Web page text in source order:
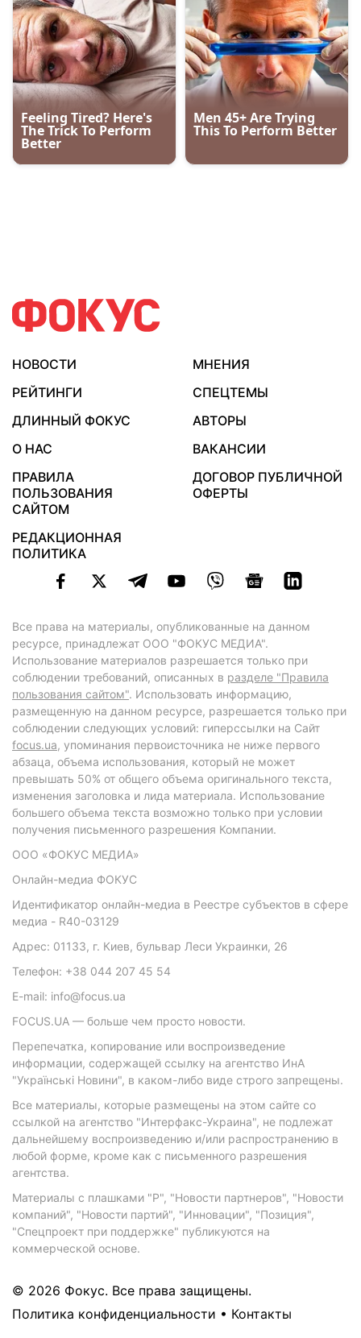
НОВОСТИ
МНЕНИЯ
РЕЙТИНГИ
СПЕЦТЕМЫ
ДЛИННЫЙ ФОКУС
АВТОРЫ
О НАС
ВАКАНСИИ
ПРАВИЛА
ПОЛЬЗОВАНИЯ
САЙТОМ
ДОГОВОР ПУБЛИЧНОЙ
ОФЕРТЫ
РЕДАКЦИОННАЯ
ПОЛИТИКА
Все права на материалы, опубликованные на данном
ресурсе, принадлежат ООО "ФОКУС МЕДИА".
Использование материалов разрешается только при
соблюдении требований, описанных в разделе "Правила
пользования сайтом". Использовать информацию,
размещенную на данном ресурсе, разрешается только при
соблюдении следующих условий: гиперссылки на Сайт
focus.ua, упоминания первоисточника не ниже первого
абзаца, объема использования, который не может
превышать 50% от общего объема оригинального текста,
изменения заголовка и лида материала. Использование
большего объема текста возможно только при условии
получения письменного разрешения Компании.
ООО «ФОКУС МЕДИА»
Онлайн-медиа ФОКУС
Идентификатор онлайн-медиа в Реестре субъектов в сфере
медиа - R40-03129
Адрес: 01133, г. Киев, бульвар Леси Украинки, 26
Телефон: +38 044 207 45 54
E-mail: info@focus.ua
FOCUS.UA — больше чем просто новости.
Перепечатка, копирование или воспроизведение
информации, содержащей ссылку на агентство ИнА
"Українські Новини", в каком-либо виде строго запрещены.
Все материалы, которые размещены на этом сайте со
ссылкой на агентство "Интерфакс-Украина", не подлежат
дальнейшему воспроизведению и/или распространению в
любой форме, кроме как с письменного разрешения
агентства.
Материалы с плашками "Р", "Новости партнеров", "Новости
компаний", "Новости партий", "Инновации", "Позиция",
"Спецпроект при поддержке" публикуются на
коммерческой основе.
© 2026 Фокус. Все права защищены.
Политика конфиденциальности • Контакты